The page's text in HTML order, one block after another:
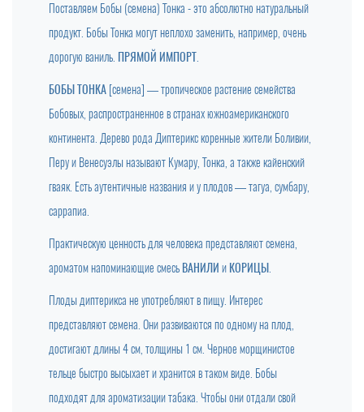
Поставляем Бобы (семена) Тонка - это абсолютно натуральный
продукт. Бобы Тонка могут неплохо заменить, например, очень
дорогую ваниль. ПРЯМОЙ ИМПОРТ.
БОБЫ ТОНКА [семена] — тропическое растение семейства
Бобовых, распространенное в странах южноамериканского
континента. Дерево рода Диптерикс коренные жители Боливии,
Перу и Венесуэлы называют Кумару, Тонка, а также кайенский
гваяк. Есть аутентичные названия и у плодов — тагуа, сумбару,
саррапиа.
Практическую ценность для человека представляют семена,
ароматом напоминающие смесь ВАНИЛИ и КОРИЦЫ.
Плоды диптерикса не употребляют в пищу. Интерес
представляют семена. Они развиваются по одному на плод,
достигают длины 4 см, толщины 1 см. Черное морщинистое
тельце быстро высыхает и хранится в таком виде. Бобы
подходят для ароматизации табака. Чтобы они отдали свой